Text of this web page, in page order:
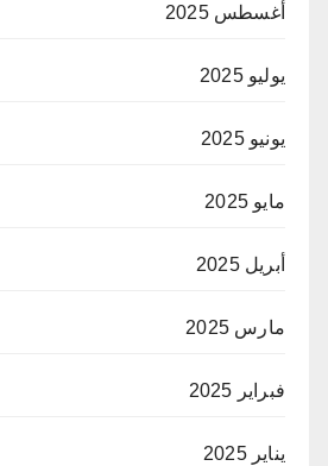
أغسطس 2025
يوليو 2025
يونيو 2025
مايو 2025
أبريل 2025
مارس 2025
فبراير 2025
يناير 2025